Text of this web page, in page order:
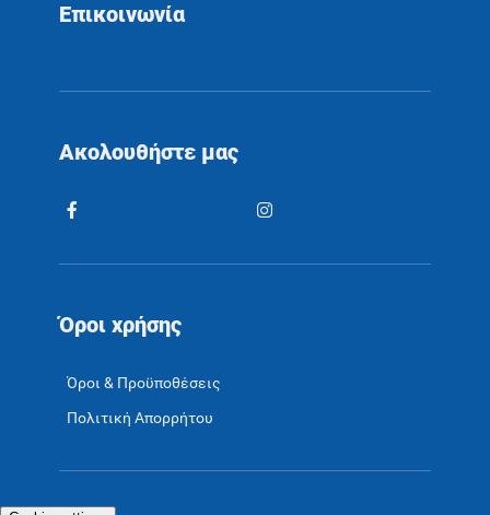
Επικοινωνία
Ακολουθήστε μας
Όροι χρήσης
Όροι & Προϋποθέσεις
Πολιτική Απορρήτου